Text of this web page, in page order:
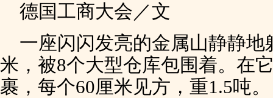
德国工商大会／文
一座闪闪发亮的金属山静静
米，被8个大型仓库包围着。在
裹，每个60厘米见方，重1.5吨。